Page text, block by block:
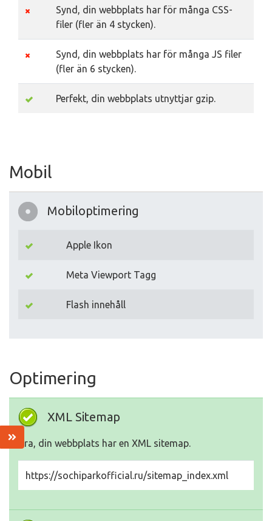
Synd, din webbplats har för många CSS-
filer (fler än 4 stycken).
Synd, din webbplats har för många JS filer
(fler än 6 stycken).
Perfekt, din webbplats utnyttjar gzip.
Mobil
Mobiloptimering
Apple Ikon
Meta Viewport Tagg
Flash innehåll
Optimering
XML Sitemap
Bra, din webbplats har en XML sitemap.
https://sochiparkofficial.ru/sitemap_index.xml